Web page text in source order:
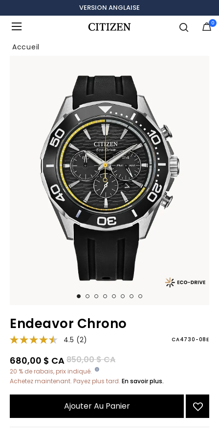
VERSION ANGLAISE
0
Accueil
Endeavor Chrono
4.5 (2) CA4730-08E
Prix réduit de
850,00 $ CAà
680,00 $ CA
20 % de rabais, prix indiqué.
Achetez maintenant. Payez plus tard. En savoir plus.
Ajouter Au Panier